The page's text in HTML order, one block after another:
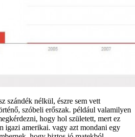
szándék nélkül, észre sem vett
szóbeli erőszak. például valamilyen
hogy hol született, mert ez
igazi amerikai. vagy azt mondani egy